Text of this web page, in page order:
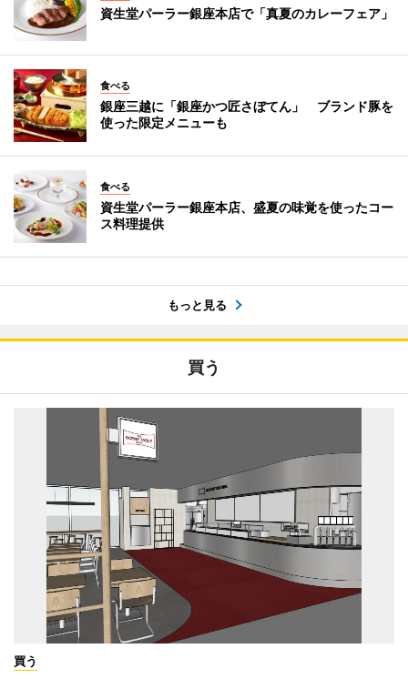
資生堂パーラー銀座本店で「真夏のカレーフェア」
食べる
銀座三越に「銀座かつ匠さぼてん」 ブランド豚を
使った限定メニューも
食べる
資生堂パーラー銀座本店、盛夏の味覚を使ったコー
ス料理提供
もっと見る
買う
買う